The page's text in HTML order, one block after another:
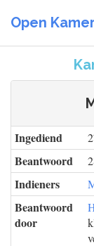
Open Kamer
Ingediend
Beantwoord
Indieners
Beantwoord
door